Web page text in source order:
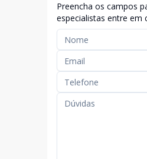
Preencha os campos
especialistas entre em